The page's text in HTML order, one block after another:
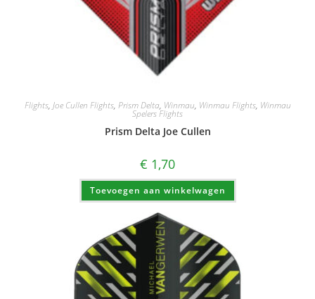
Flights, Joe Cullen Flights, Prism Delta, Winmau, Winmau Flights, Winmau
Spelers Flights
Prism Delta Joe Cullen
€ 1,70
Toevoegen aan winkelwagen